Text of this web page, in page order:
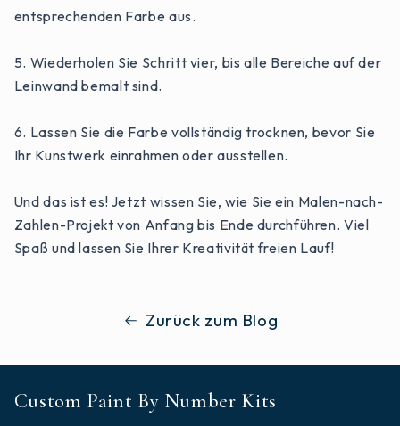
entsprechenden Farbe aus.
5. Wiederholen Sie Schritt vier, bis alle Bereiche auf der
Leinwand bemalt sind.
6. Lassen Sie die Farbe vollständig trocknen, bevor Sie
Ihr Kunstwerk einrahmen oder ausstellen.
Und das ist es! Jetzt wissen Sie, wie Sie ein Malen-nach-
Zahlen-Projekt von Anfang bis Ende durchführen. Viel
Spaß und lassen Sie Ihrer Kreativität freien Lauf!
Zurück zum Blog
Custom Paint By Number Kits